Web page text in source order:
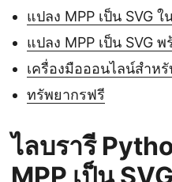
แปลง MPP เป็น SVG
แปลง MPP เป็น SVG
เครื่องมือออนไลน์สำหรั
ทรัพยากรฟรี
ไลบรารี